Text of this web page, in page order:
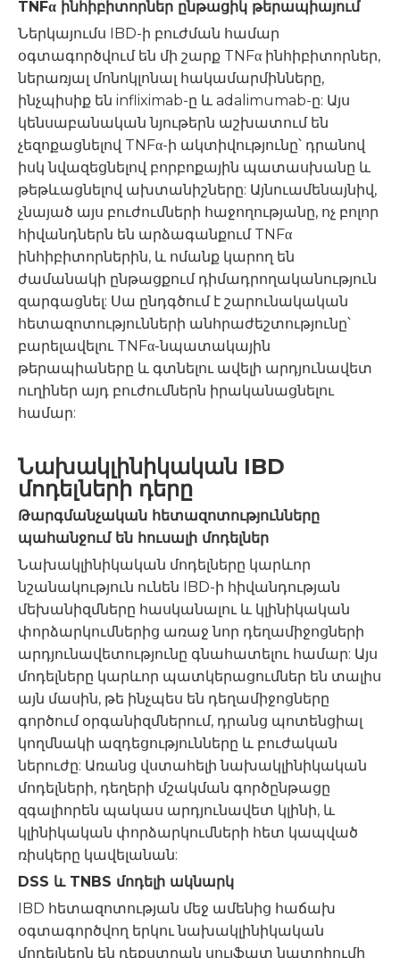
TNFα ինհիբիտորներ ընթացիկ թերապիայում
Ներկայումս IBD-ի բուժման համար
օգտագործվում են մի շարք TNFα ինհիբիտորներ,
ներառյալ մոնոկլոնալ հակամարմինները,
ինչպիսիք են infliximab-ը և adalimumab-ը: Այս
կենսաբանական նյութերն աշխատում են
չեզոքացնելով TNFα-ի ակտիվությունը՝ դրանով
իսկ նվազեցնելով բորբոքային պատասխանը և
թեթևացնելով ախտանիշները: Այնուամենայնիվ,
չնայած այս բուժումների հաջողությանը, ոչ բոլոր
հիվանդներն են արձագանքում TNFα
ինհիբիտորներին, և ոմանք կարող են
ժամանակի ընթացքում դիմադրողականություն
զարգացնել: Սա ընդգծում է շարունակական
հետազոտությունների անհրաժեշտությունը՝
բարելավելու TNFα-նպատակային
թերապիաները և գտնելու ավելի արդյունավետ
ուղիներ այդ բուժումներն իրականացնելու
համար:
Նախակլինիկական IBD
մոդելների դերը
Թարգմանչական հետազոտությունները
պահանջում են հուսալի մոդելներ
Նախակլինիկական մոդելները կարևոր
նշանակություն ունեն IBD-ի հիվանդության
մեխանիզմները հասկանալու և կլինիկական
փորձարկումներից առաջ նոր դեղամիջոցների
արդյունավետությունը գնահատելու համար: Այս
մոդելները կարևոր պատկերացումներ են տալիս
այն մասին, թե ինչպես են դեղամիջոցները
գործում օրգանիզմներում, դրանց պոտենցիալ
կողմնակի ազդեցությունները և բուժական
ներուժը: Առանց վստահելի նախակլինիկական
մոդելների, դեղերի մշակման գործընթացը
զգալիորեն պակաս արդյունավետ կլինի, և
կլինիկական փորձարկումների հետ կապված
ռիսկերը կավելանան:
DSS և TNBS մոդելի ակնարկ
IBD հետազոտության մեջ ամենից հաճախ
օգտագործվող երկու նախակլինիկական
մոդելներն են դեքստրան սուլֆատ նատրիումի